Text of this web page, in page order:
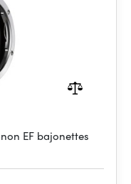
EF bajonettes